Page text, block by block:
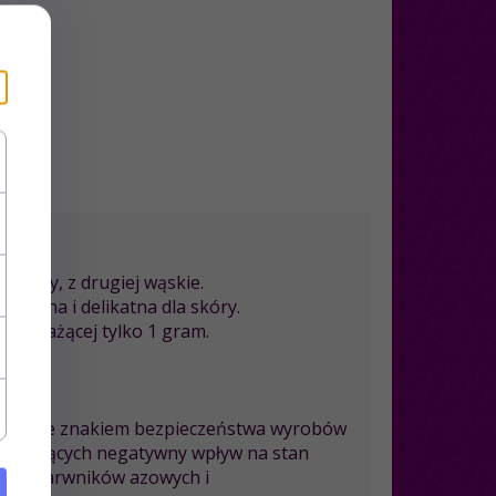
pasy, z drugiej wąskie.
i delikatna dla skóry.
ważącej tylko 1 gram.
znakiem bezpieczeństwa wyrobów
negatywny wpływ na stan
barwników azowych i